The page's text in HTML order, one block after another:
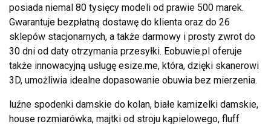
posiada niemal 80 tysięcy modeli od prawie 500 marek.
Gwarantuje bezpłatną dostawę do klienta oraz do 26
sklepów stacjonarnych, a także darmowy i prosty zwrot do
30 dni od daty otrzymania przesyłki. Eobuwie.pl oferuje
także innowacyjną usługę esize.me, która, dzięki skanerowi
3D, umożliwia idealne dopasowanie obuwia bez mierzenia.
luźne spodenki damskie do kolan, białe kamizelki damskie,
house rozmiarówka, majtki od stroju kąpielowego, fluff